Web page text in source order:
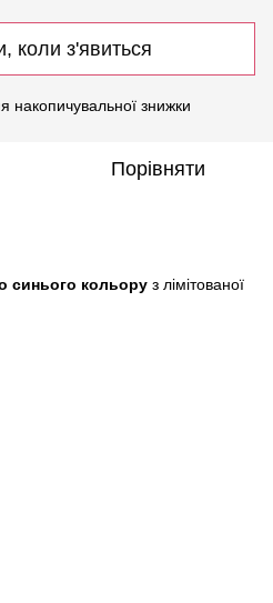
коли з'явиться
накопичувальної знижки
Порівняти
синього кольору з лімітованої